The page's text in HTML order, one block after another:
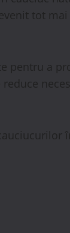
tot
pentru a